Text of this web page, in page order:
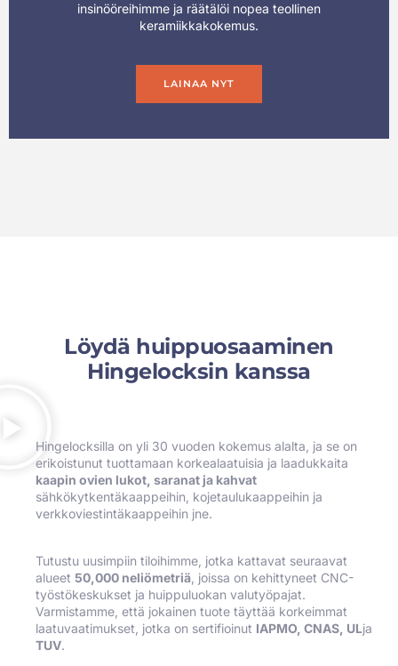
insinööreihimme ja räätälöi nopea teollinen
keramiikkakokemus.
LAINAA NYT
Löydä huippuosaaminen
Hingelocksin kanssa
Hingelocksilla on yli 30 vuoden kokemus alalta, ja se on
erikoistunut tuottamaan korkealaatuisia ja laadukkaita
kaapin ovien lukot, saranat ja kahvat
sähkökytkentäkaappeihin, kojetaulukaappeihin ja
verkkoviestintäkaappeihin jne.
Tutustu uusimpiin tiloihimme, jotka kattavat seuraavat
alueet 50,000 neliömetriä , joissa on kehittyneet CNC-
työstökeskukset ja huippuluokan valutyöpajat.
Varmistamme, että jokainen tuote täyttää korkeimmat
laatuvaatimukset, jotka on sertifioinut IAPMO, CNAS, ULja
TUV.